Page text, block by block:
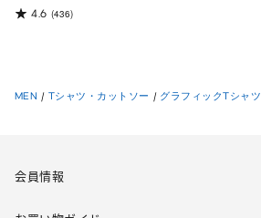
4.6 (436)
MEN / Tシャツ・カットソー / グラフィックTシャツ
会員情報